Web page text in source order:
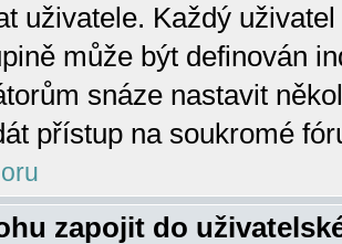
uživatele. Každý
může být definován
snáze nastavit
přístup na soukromé
zapojit do